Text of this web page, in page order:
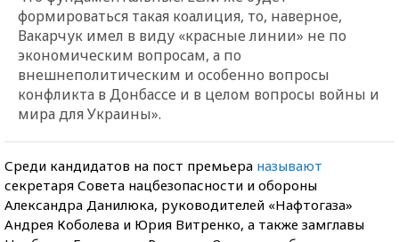
формироваться такая коалиция, то, наверное,
Вакарчук имел в виду «красные линии» не по
экономическим вопросам, а по
внешнеполитическим и особенно вопросы
конфликта в Донбассе и в целом вопросы войны и
мира для Украины».
Среди кандидатов на пост премьера называют
секретаря Совета нацбезопасности и обороны
Александра Данилюка, руководителей «Нафтогаза»
Андрея Коболева и Юрия Витренко, а также замглавы